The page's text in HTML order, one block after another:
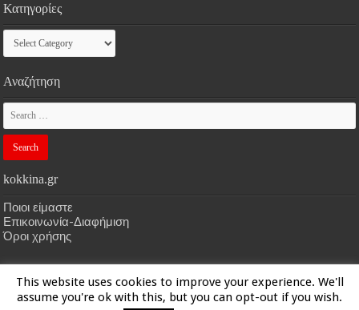
Κατηγορίες
Κατηγορίες
Αναζήτηση
kokkina.gr
Ποιοι είμαστε
Επικοινωνία-Διαφήμιση
Όροι χρήσης
HOMEkokkina.gr | Designed bykokkina.gr
This website uses cookies to improve your experience. We'll
assume you're ok with this, but you can opt-out if you wish.